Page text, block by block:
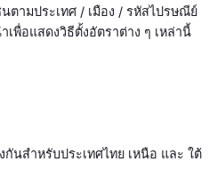
ตามประเทศ / เมือง / รหัสไปรษณีย์
พื่อแสดงวิธีตั้งอัตราต่าง ๆ เหล่านี้
นสำหรับประเทศไทย เหนือ และ ใต้